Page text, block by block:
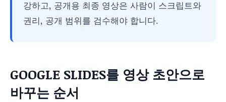
강하고, 공개용 최종 영상은 사람이 스크립트와
권리, 공개 범위를 검수해야 합니다.
GOOGLE SLIDES를 영상 초안으로
바꾸는 순서